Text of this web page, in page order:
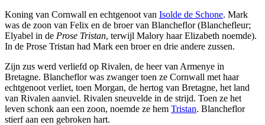
Koning van Cornwall en echtgenoot van Isolde de Schone. Mark
was de zoon van Felix en de broer van Blancheflor (Blanchefleur;
Elyabel in de Prose Tristan, terwijl Malory haar Elizabeth noemde).
In de Prose Tristan had Mark een broer en drie andere zussen.
Zijn zus werd verliefd op Rivalen, de heer van Armenye in
Bretagne. Blancheflor was zwanger toen ze Cornwall met haar
echtgenoot verliet, toen Morgan, de hertog van Bretagne, het land
van Rivalen aanviel. Rivalen sneuvelde in de strijd. Toen ze het
leven schonk aan een zoon, noemde ze hem Tristan. Blancheflor
stierf aan een gebroken hart.